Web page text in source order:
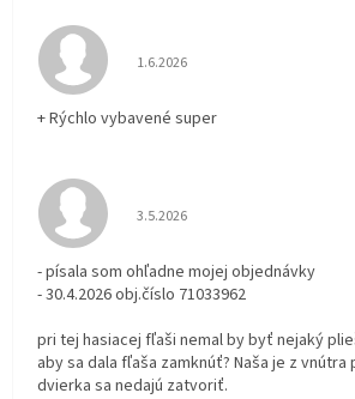
Hodnotenie obchodu je 5 z 5
1.6.2026
+ Rýchlo vybavené super
Hodnotenie obchodu je 3 z 5
3.5.2026
- písala som ohľadne mojej objednávky
- 30.4.2026 obj.číslo 71033962
pri tej hasiacej fľaši nemal by byť nejaký
aby sa dala fľaša zamknúť? Naša je z vnútra
dvierka sa nedajú zatvoriť.